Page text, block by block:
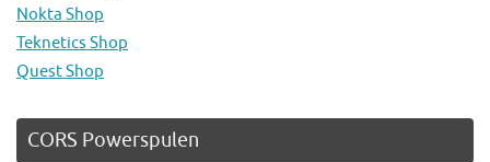
Nokta Shop
Teknetics Shop
Quest Shop
CORS Powerspulen